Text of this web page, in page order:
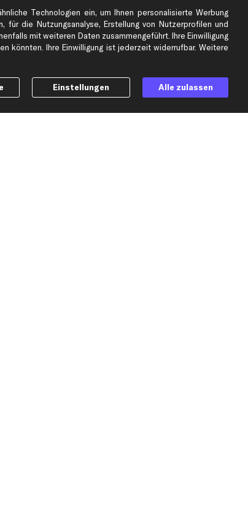
Audi Ersatzteile
BMW Ersatzteile
Ford Ersatzteile
Opel Ersatzteile
Peugeot Ersatzteile
Renault Ersatzteile
Technologien ein, um Ihnen personalisierte Werbung
für die Nutzungsanalyse, Erstellung von Nutzerprofilen und
mit weiteren Daten zusammengeführt. Ihre Einwilligung
könnten. Ihre Einwilligung ist jederzeit widerrufbar. Weitere
Einstellungen Alle zulassen